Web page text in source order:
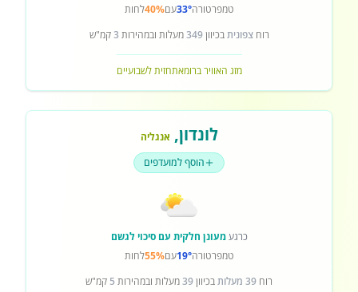
טמפרטורה33°עם40%לחות
רוחצפוניתבכיוון349מעלות ובמהירות 3קמ"ש
מזג האוויר ברומאתחזית לשבועיים
לונדון, אנגליה
הוסף למועדפים
כרגעמעונן חלקית עם סיכוי לגשם
טמפרטורה19°עם55%לחות
רוח 39 מעלות בכיוון39מעלות ובמהירות 5 קמ"ש